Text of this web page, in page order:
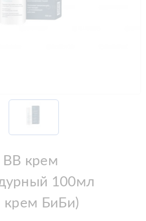
BB крем
100мл
крем БиБи)